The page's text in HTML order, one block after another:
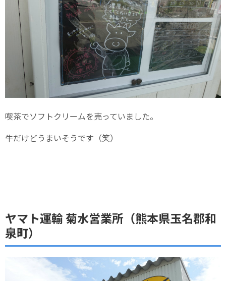
喫茶でソフトクリームを売っていました。
牛だけどうまいそうです（笑）
ヤマト運輸 菊水営業所（熊本県玉名郡和
泉町）